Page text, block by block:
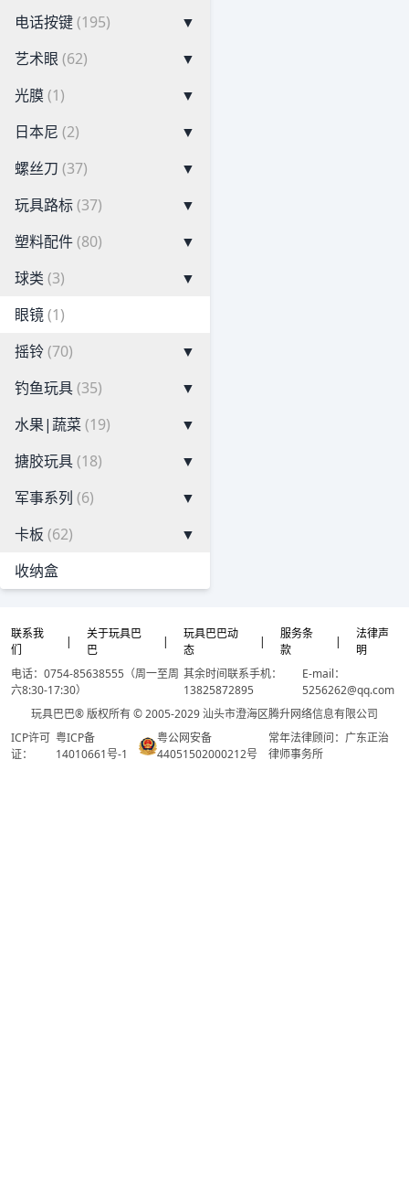
电话按键(195)
▼
艺术眼 (62)
▼
光膜(1)
▼
日本尼 (2)
▼
螺丝刀 (37)
▼
玩具路标(37)
▼
塑料配件(80)
▼
球类 (3)
▼
眼镜(1)
摇铃(70)
▼
钓鱼玩具(35)
▼
水果|蔬菜(19)
▼
搪胶玩具(18)
▼
军事系列 (6)
▼
卡板 (62)
▼
收纳盒
联系我
们
|
关于玩具巴
巴
|
玩具巴巴动
态
|
服务条
款
|
法律声
明
电话：0754-85638555（周一至周
六8:30-17:30）
其余时间联系手机：
13825872895
E-mail：
5256262@qq.com
玩具巴巴® 版权所有 © 2005-2029 汕头市澄海区腾升网络信息有限公司
ICP许可
证：
粤ICP备
14010661号-1
粤公网安备
44051502000212号
常年法律顾问：广东正治
律师事务所